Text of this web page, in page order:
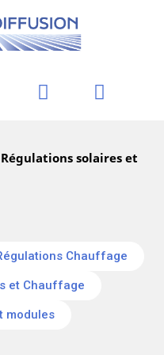
Régulations solaires et
Chauffage
et Chauffage
modules